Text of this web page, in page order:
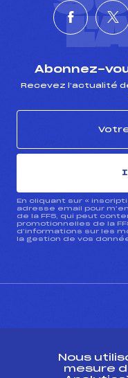
Abonnez-
Recevez l’actualité
En cliquant sur «
adresse email pour
de la FFS, qui peut
promotionnelles de la
d’informations sur les
la gestion de vos
Nous
mesure